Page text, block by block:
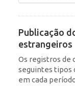
Publicação
estrangeiros
Os registros de
seguintes tipos
em cada